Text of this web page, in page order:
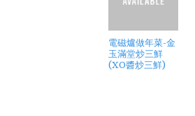
電磁爐做年菜-金
玉滿堂炒三鮮
(XO醬炒三鮮)